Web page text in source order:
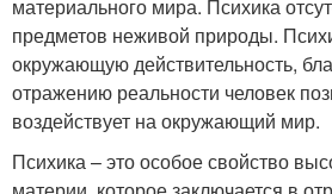
материального мира. Психика
предметов неживой природы.
окружающую действительность,
отражению реальности человек
воздействует на окружающий мир.
Психика – это особое свойство